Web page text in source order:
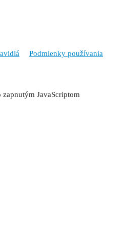
Podmienky používania
zapnutým JavaScriptom